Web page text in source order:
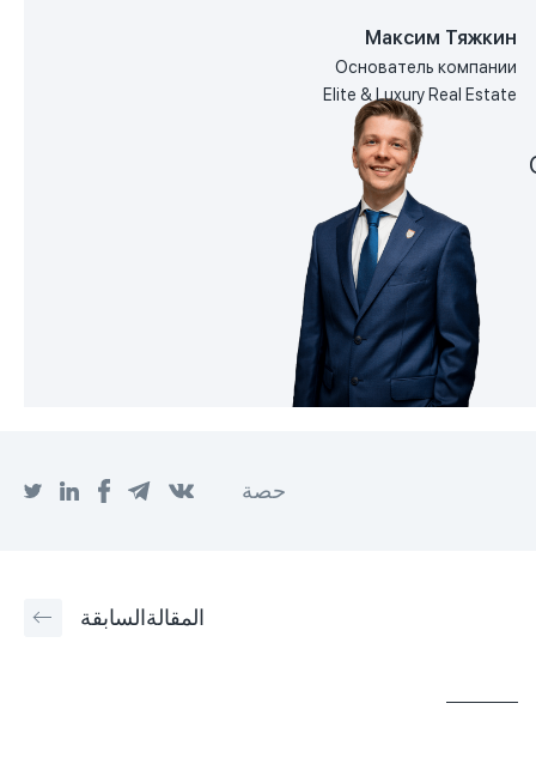
Максим Тяжкин
Основатель компании
Elite & Luxury Real Estate
حصة
المقالةالسابقة